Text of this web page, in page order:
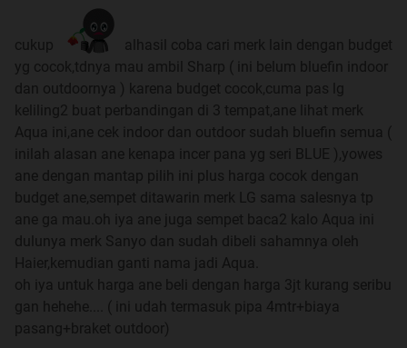
ulasan, testinomi, hingga komplain jika ada. Semoga
bermanfaat
Quote:
Untuk tanya-tanya, konsultasi, dan berdiskusi seputar
AC, masuk ke sini:
Lounge of AIR CONDITIONING (AC), FAN,
HEATING & VENTILATING SYSTEM
https://kask.us/iGWKb
cukup
alhasil coba cari merk lain dengan budget
yg cocok,tdnya mau ambil Sharp ( ini belum bluefin indoor
dan outdoornya ) karena budget cocok,cuma pas lg
keliling2 buat perbandingan di 3 tempat,ane lihat merk
Aqua ini,ane cek indoor dan outdoor sudah bluefin semua (
inilah alasan ane kenapa incer pana yg seri BLUE ),yowes
ane dengan mantap pilih ini plus harga cocok dengan
budget ane,sempet ditawarin merk LG sama salesnya tp
ane ga mau.oh iya ane juga sempet baca2 kalo Aqua ini
dulunya merk Sanyo dan sudah dibeli sahamnya oleh
Haier,kemudian ganti nama jadi Aqua.
oh iya untuk harga ane beli dengan harga 3jt kurang seribu
gan hehehe.... ( ini udah termasuk pipa 4mtr+biaya
pasang+braket outdoor)